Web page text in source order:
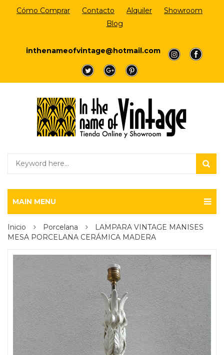
Cómo Comprar Contacto Alquiler
Showroom
Blog
inthenameofvintage@hotmail.com
a
a
a
a a
MAIN MENU
Inicio Porcelana
LAMPARA VINTAGE MANISES
MESA PORCELANA CERÁMICA MADERA